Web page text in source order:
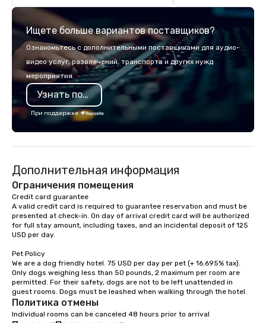
guided inn-to-in walking vacations
from the gateway City of San
Francisco to the California wine
country with a focus on superb hiking,
lodging, food and wine. We also have
a Monterey Bay Trek.
scoreboard, photo,
3D navigation,
challenges presented
mobile device. We can also
incorporate our
Adventures into your
Speedboat Adventure.
Ищете больше вариантов поставщиков?
Ознакомьтесь с дополнительными поставщиками для аудио-
видео услуг, развлечений, транспорта и других нужд
мероприятия.
Узнать подробнее
При поддержке
Дополнительная информация
Ограничения помещения
Credit card guarantee
A valid credit card is required to guarantee reservation and must be
presented at check-in. On day of arrival credit card will be authorized
for full stay amount, including taxes, and an incidental deposit of 125
USD per day.
Pet Policy
We are a dog friendly hotel. 75 USD per day per pet (+ 16.695% tax).
Only dogs weighing less than 50 pounds, 2 maximum per room are
permitted. For their safety, dogs are not to be left unattended in
Политика отмены
Individual rooms can be canceled 48 hours prior to arrival